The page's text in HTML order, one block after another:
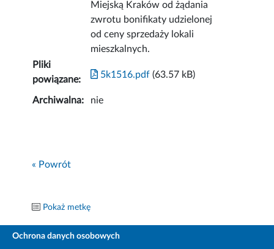
Miejską Kraków od żądania
zwrotu bonifikaty udzielonej
od ceny sprzedaży lokali
mieszkalnych.
Pliki
powiązane:
5k1516.pdf (63.57 kB)
Archiwalna: nie
« Powrót
Pokaż metkę
Ochrona danych osobowych